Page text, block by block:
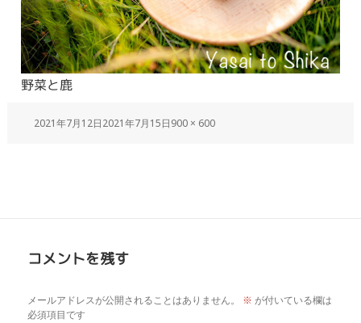
野菜と鹿
2021年7月12日2021年7月15日900 × 600
コメントを残す
メールアドレスが公開されることはありません。 ※ が付いている欄は
必須項目です